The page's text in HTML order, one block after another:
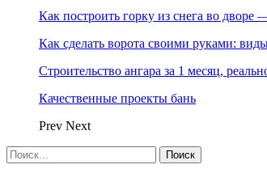
Как построить горку из снега во дворе
Как сделать ворота своими руками:
Строительство ангара за 1 месяц,
Качественные проекты бань
Prev Next